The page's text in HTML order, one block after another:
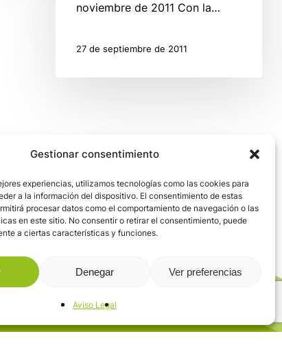
Gestionar consentimiento
experiencias, utilizamos tecnologías como las cookies para
a la información del dispositivo. El consentimiento de estas
procesar datos como el comportamiento de navegación o las
en este sitio. No consentir o retirar el consentimiento, puede
a ciertas características y funciones.
Denegar Ver preferencias
Aviso Legal
noviembre de 2011 Con la…
27 de septiembre de 2011